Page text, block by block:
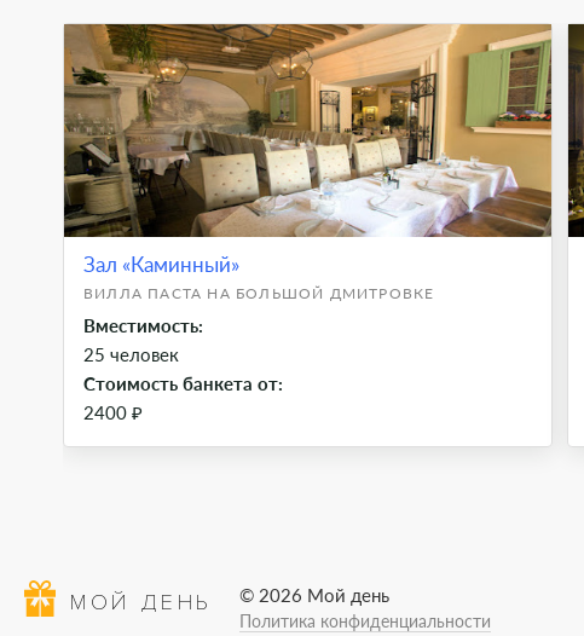
Зал «Каминный»
ВИЛЛА ПАСТА НА БОЛЬШОЙ ДМИТРОВКЕ
Вместимость:
25 человек
Стоимость банкета от:
2400 ₽
МОЙ ДЕНЬ © 2026 Мой день
Политика конфиденциальности